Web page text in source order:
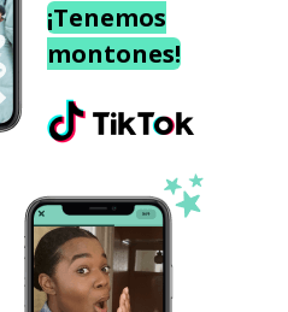
¡Tenemos
montones!